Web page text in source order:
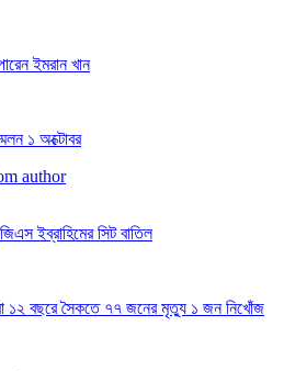
ইমরান খান
১ অক্টোবর
author
ইব্রাহিমের সিট বাতিল
১২ বছরে সৈকতে ৭৭ জনের মৃত্যু ১ জন নিখোঁজ